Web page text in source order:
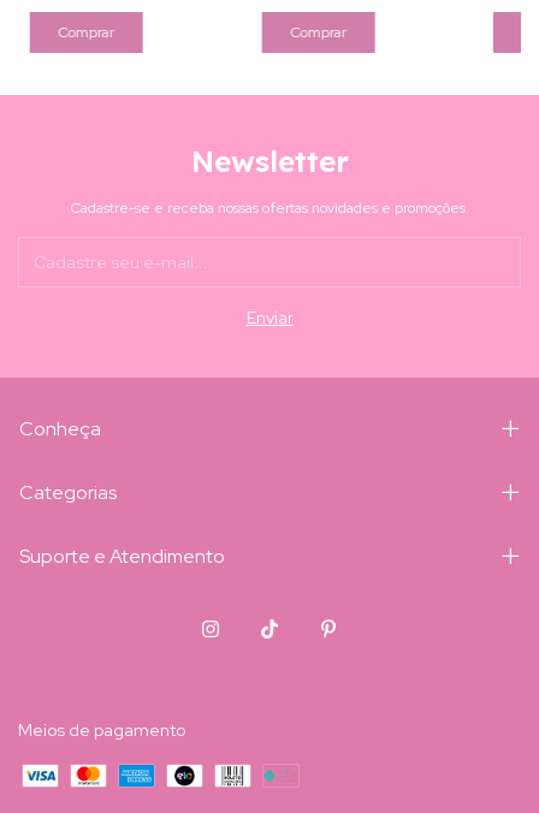
Comprar Comprar
Newsletter
Cadastre-se e receba nossas ofertas novidades e promoções.
Conheça
Categorias
Suporte e Atendimento
Meios de pagamento